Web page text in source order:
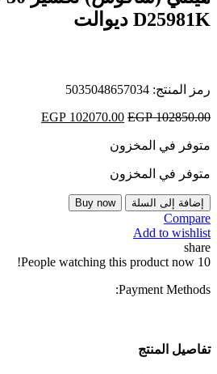
D25981K ديوالت
رمز المنتج: 5035048657034
EGP102850.00
السعر
هو:
EGP 102070.00
السعر
متوفر في المخزون
متوفر في المخزون
كمية
هيلتي
(شاكوش)
تكسير
30
2100
إضافة إلى السلة Buy now
Compare
Add to wishlist
share
10
People watching this product now!
Payment Methods:
تفاصيل المنتج